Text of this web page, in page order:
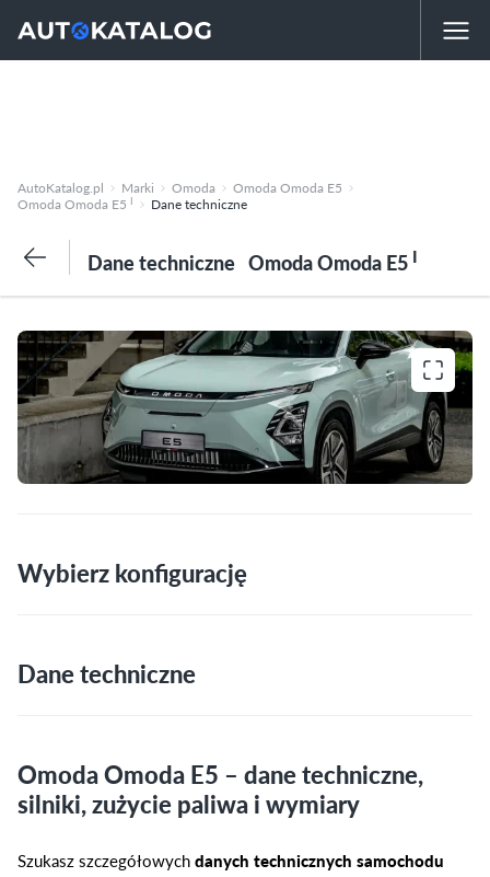
AutoKatalog.pl Marki Omoda
Omoda Omoda E5
Omoda Omoda E5 I Dane techniczne
Dane techniczne Omoda Omoda E5 I
Wybierz konfigurację
Dane techniczne
Omoda Omoda E5 – dane techniczne,
silniki, zużycie paliwa i wymiary
Szukasz szczegółowychdanych technicznych samochodu